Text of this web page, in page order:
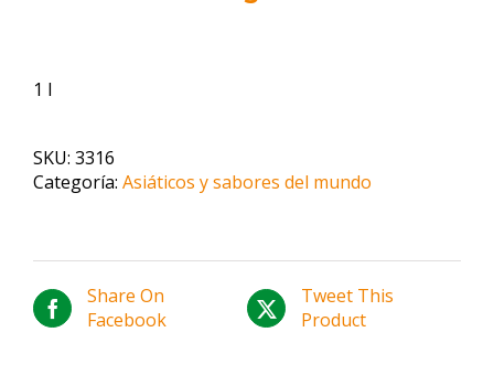
1 l
SKU: 3316
Categoría: Asiáticos y sabores del mundo
Share On
Facebook
Tweet This
Product